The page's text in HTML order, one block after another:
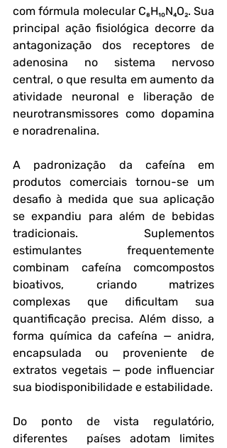
com fórmula molecular C₈H₁₀N₄O₂. Sua
principal ação fisiológica decorre da
antagonização dos receptores de
adenosina no sistema nervoso
central, o que resulta em aumento da
atividade neuronal e liberação de
neurotransmissores como dopamina
e noradrenalina.
A padronização da cafeína em
produtos comerciais tornou-se um
desafio à medida que sua aplicação
se expandiu para além de bebidas
tradicionais. Suplementos
estimulantes frequentemente
combinam cafeína comcompostos
bioativos, criando matrizes
complexas que dificultam sua
quantificação precisa. Além disso, a
forma química da cafeína — anidra,
encapsulada ou proveniente de
extratos vegetais — pode influenciar
sua biodisponibilidade e estabilidade.
Do ponto de vista regulatório,
diferentes  países adotam limites